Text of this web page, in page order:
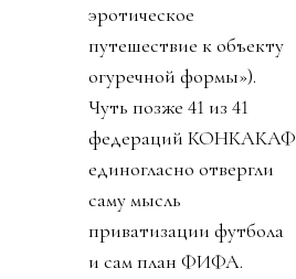
эротическое
путешествие к объекту
огуречной формы»).
Чуть позже 41 из 41
федераций КОНКАКАФ
единогласно отвергли
саму мысль
приватизации футбола
и сам план ФИФА.